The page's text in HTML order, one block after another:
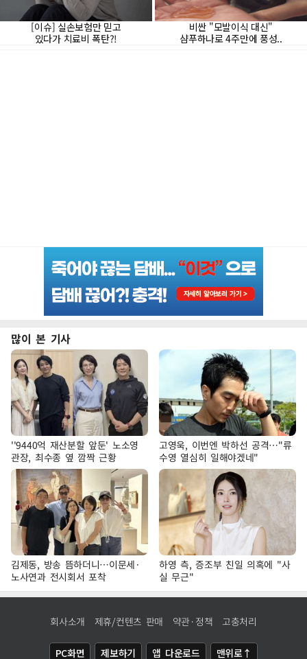
많이 본 기사
''9440억 재산분할 앞둔' 노소영
관장, 최수종 옆 깜짝 근황
고영욱, 이번엔 박하선 공격…"류
수영 열심히 일해야겠네"
김제동, 방송 뜸하더니…이문세·
노사연과 전시회서 포착
하영 측, 증조부 친일 의혹에 "사
실 무근"
회사소개 제휴/컨텐츠 판매 약관·정책 고충처리
PC화면 제보하기 앱 다운로드 맨위로↑